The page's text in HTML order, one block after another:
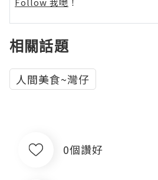
相關話題
人間美食~灣仔
0個讚好